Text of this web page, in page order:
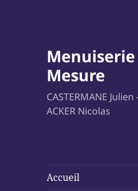
Menuiserie
Mesure
CASTERMANE Julien
ACKER Nicolas
Accueil